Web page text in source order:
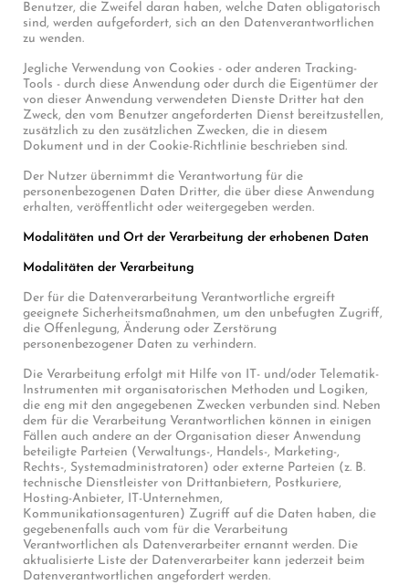
Benutzer, die Zweifel daran haben, welche Daten obligatorisch
sind, werden aufgefordert, sich an den Datenverantwortlichen
zu wenden.
Jegliche Verwendung von Cookies - oder anderen Tracking-
Tools - durch diese Anwendung oder durch die Eigentümer der
von dieser Anwendung verwendeten Dienste Dritter hat den
Zweck, den vom Benutzer angeforderten Dienst bereitzustellen,
zusätzlich zu den zusätzlichen Zwecken, die in diesem
Dokument und in der Cookie-Richtlinie beschrieben sind.
Der Nutzer übernimmt die Verantwortung für die
personenbezogenen Daten Dritter, die über diese Anwendung
erhalten, veröffentlicht oder weitergegeben werden.
Modalitäten und Ort der Verarbeitung der erhobenen Daten
Modalitäten der Verarbeitung
Der für die Datenverarbeitung Verantwortliche ergreift
geeignete Sicherheitsmaßnahmen, um den unbefugten Zugriff,
die Offenlegung, Änderung oder Zerstörung
personenbezogener Daten zu verhindern.
Die Verarbeitung erfolgt mit Hilfe von IT- und/oder Telematik-
Instrumenten mit organisatorischen Methoden und Logiken,
die eng mit den angegebenen Zwecken verbunden sind. Neben
dem für die Verarbeitung Verantwortlichen können in einigen
Fällen auch andere an der Organisation dieser Anwendung
beteiligte Parteien (Verwaltungs-, Handels-, Marketing-,
Rechts-, Systemadministratoren) oder externe Parteien (z. B.
technische Dienstleister von Drittanbietern, Postkuriere,
Hosting-Anbieter, IT-Unternehmen,
Kommunikationsagenturen) Zugriff auf die Daten haben, die
gegebenenfalls auch vom für die Verarbeitung
Verantwortlichen als Datenverarbeiter ernannt werden. Die
aktualisierte Liste der Datenverarbeiter kann jederzeit beim
Datenverantwortlichen angefordert werden.